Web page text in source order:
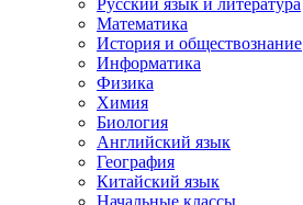
Русский язык и литература
Математика
История и обществознание
Информатика
Физика
Химия
Биология
Английский язык
География
Китайский язык